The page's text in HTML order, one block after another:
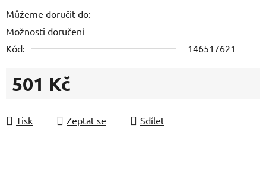
Můžeme doručit do:
Možnosti doručení
Kód:
146517621
501 Kč
Tisk
Zeptat se Sdílet